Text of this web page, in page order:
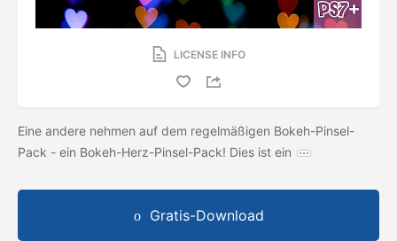
LICENSE INFO
Eine andere nehmen auf dem regelmäßigen Bokeh-Pinsel-
Pack - ein Bokeh-Herz-Pinsel-Pack! Dies ist ein
Gratis-Download